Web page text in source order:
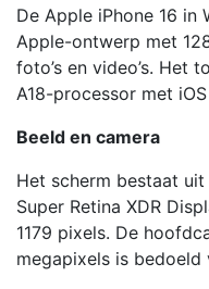
De Apple iPhone 16 in
Apple-ontwerp met
foto’s en video’s. Het
A18-processor met iOS
Beeld en camera
Het scherm bestaat uit
Super Retina XDR
1179 pixels. De
megapixels is bedoeld